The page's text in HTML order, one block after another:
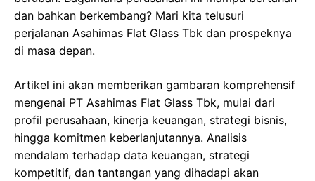
dan bahkan berkembang? Mari kita telusuri
perjalanan Asahimas Flat Glass Tbk dan prospeknya
di masa depan.
Artikel ini akan memberikan gambaran komprehensif
mengenai PT Asahimas Flat Glass Tbk, mulai dari
profil perusahaan, kinerja keuangan, strategi bisnis,
hingga komitmen keberlanjutannya. Analisis
mendalam terhadap data keuangan, strategi
kompetitif, dan tantangan yang dihadapi akan